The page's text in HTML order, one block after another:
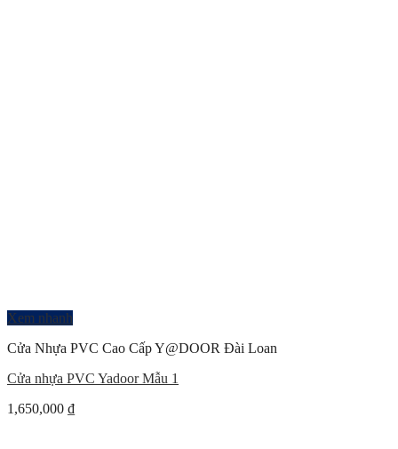
Xem nhanh
Cửa Nhựa PVC Cao Cấp Y@DOOR Đài Loan
Cửa nhựa PVC Yadoor Mẫu 1
1,650,000 ₫